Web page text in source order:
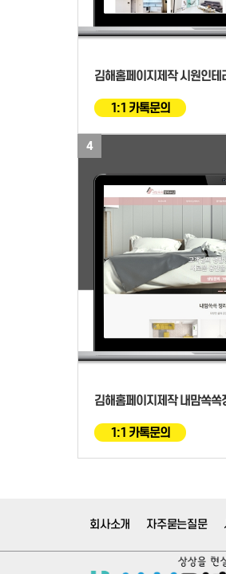
김해홈페이지제작 시원인
1:1 카톡문의
4
김해홈페이지제작 내맘쏙쏙
1:1 카톡문의
회사소개 자주묻는질문